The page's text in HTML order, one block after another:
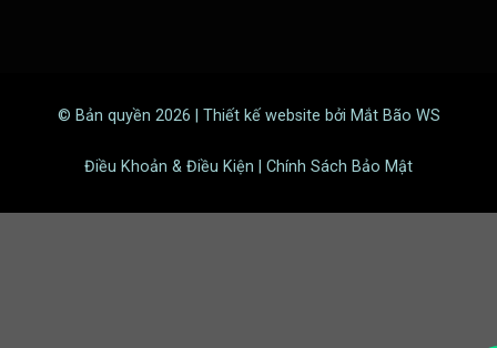
© Bản quyền 2026 | Thiết kế website bởi Mắt Bão WS
Điều Khoản & Điều Kiện | Chính Sách Bảo Mật